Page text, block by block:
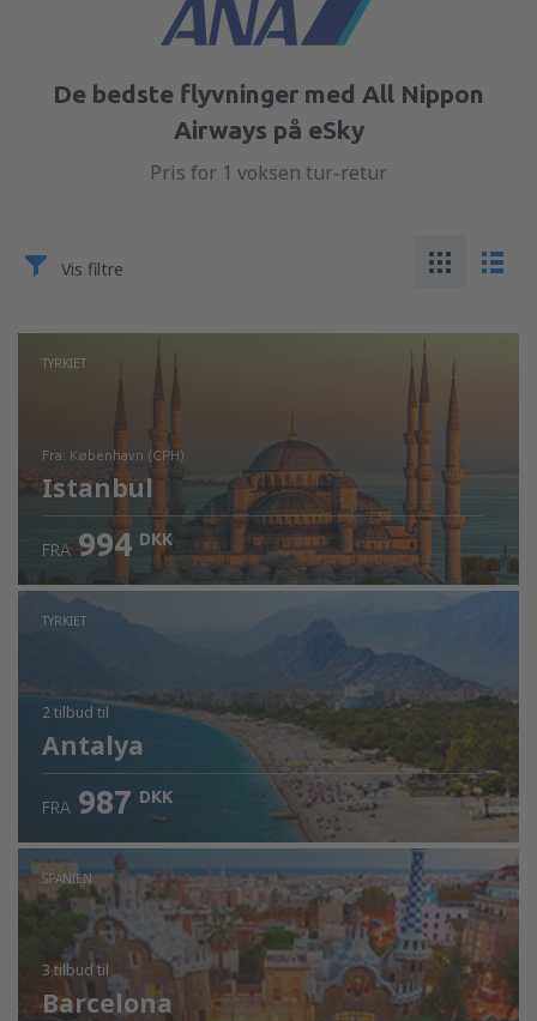
De bedste flyvninger med All Nippon
Airways på eSky
Pris for 1 voksen tur-retur
Vis filtre
TYRKIET
fra: København (CPH)
Istanbul
Kontrollér oplysninger
FRA 994 DKK
TYRKIET
2 tilbud til
Antalya
FRA 987 DKK
SPANIEN
3 tilbudtil
Barcelona